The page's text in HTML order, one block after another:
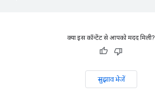
क्या इस कॉन्टेंट से आपको मदद मिली?
सुझाव भेजें